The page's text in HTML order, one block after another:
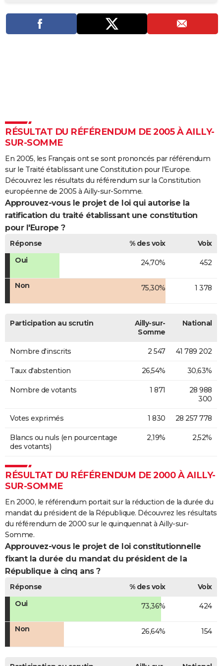
PHOTO
GUIDES D'ACHAT
COPAINS D'AVANT
FORUM
Bricolage
Lifestyle
Culture
Sport
Auto
Television
Voyage
Cinema
RÉSULTAT DU RÉFÉRENDUM DE 2005 À AILLY-
SUR-SOMME
En 2005, les Français ont se sont prononcés par référendum
sur le Traité établissant une Constitution pour l'Europe.
Découvrez les résultats du référendum sur la Constitution
européenne de 2005 à Ailly-sur-Somme.
Approuvez-vous le projet de loi qui autorise la
ratification du traité établissant une constitution
pour l'Europe ?
Réponse % des voix
Voix
Oui
24,70% 452
Non 75,30% 1 378
Participation au scrutin
Ailly-sur-
Somme
National
Nombre d'inscrits 2 547 41 789 202
Taux d'abstention 26,54% 30,63%
Nombre de votants 1 871
28 988
300
Votes exprimés 1 830 28 257 778
Blancs ou nuls (en pourcentage
des votants)
2,19% 2,52%
RÉSULTAT DU RÉFÉRENDUM DE 2000 À AILLY-
SUR-SOMME
En 2000, le référendum portait sur la réduction de la durée du
mandat du président de la République. Découvrez les résultats
du référendum de 2000 sur le quinquennat à Ailly-sur-
Somme.
Approuvez-vous le projet de loi constitutionnelle
fixant la durée du mandat du président de la
République à cinq ans ?
Réponse % des voix
Voix
Oui
73,36% 424
Non 26,64% 154